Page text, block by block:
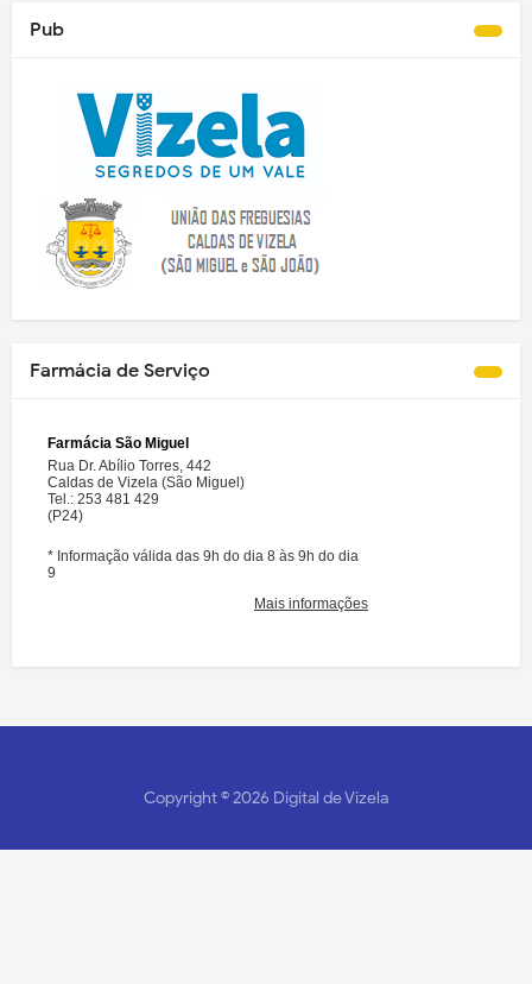
Pub
Farmácia de Serviço
Copyright ©2026 Digital de Vizela